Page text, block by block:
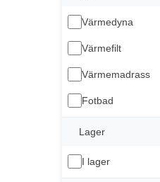
Värmedyna
Värmefilt
Värmemadrass
Fotbad
Lager
I lager